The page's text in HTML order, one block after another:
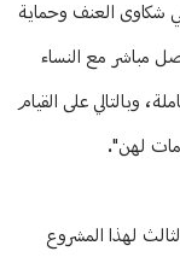
شكاوى العنف وحماية
مباشر مع النساء
وبالتالي على القيام
لهن".
لهذا المشروع